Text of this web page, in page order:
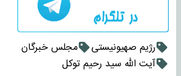
رژیم صهیونیستی
مجلس خبرگان
آیت الله سید رحیم توکل